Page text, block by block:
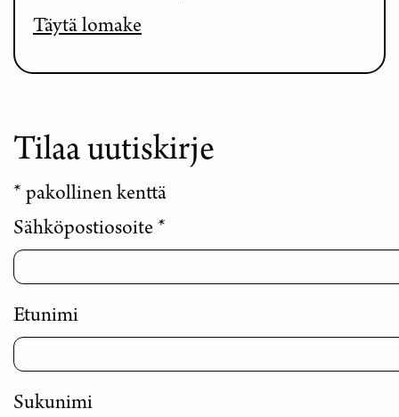
Täytä lomake
Tilaa uutiskirje
* pakollinen kenttä
Sähköpostiosoite *
Etunimi
Sukunimi